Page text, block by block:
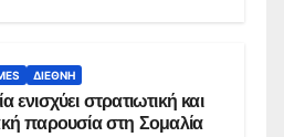
ΔΙΕΘΝΉ
ενισχύει στρατιωτική και
παρουσία στη Σομαλία